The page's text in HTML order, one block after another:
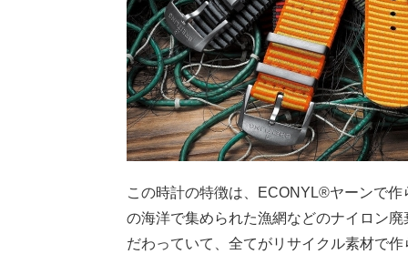
この時計の特徴は、ECONYL®ヤーンで
の海洋で集められた漁網などのナイロン
だわっていて、全てがリサイクル素材で